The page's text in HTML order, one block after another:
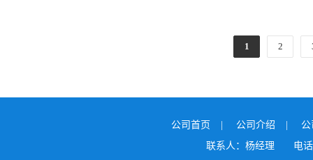
1 2
公司首页 | 公司介绍 |
联系人：杨经理
电